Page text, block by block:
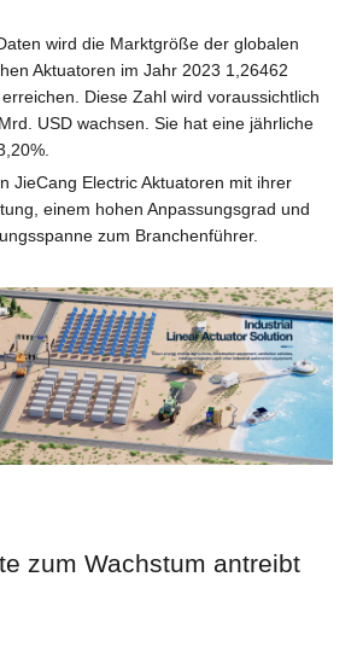
wird die Marktgröße der globalen
Aktuatoren im Jahr 2023 1,26462
Diese Zahl wird voraussichtlich
USD wachsen. Sie hat eine jährliche
JieCang Electric Aktuatoren mit ihrer
einem hohen Anpassungsgrad und
zum Branchenführer.
zum Wachstum antreibt